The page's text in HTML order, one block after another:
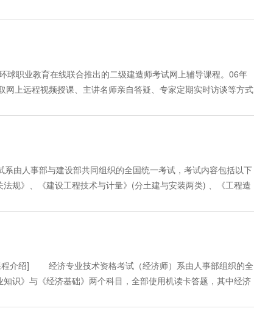
程，包含2套全真模拟试题(模拟题将由老师有针对性地进行详
20讲视频课程，包含2套全真模拟试题(模拟题将由老师有针对性
一批多年从事工程项目经理考试培训工作的相关专家，并参
可随时报名参加学习，学习期限一直保留至本年度考试结束，
一级建造师考前辅导远程教学包括：视频（音频）讲座和课堂
对教材的重点、难点、考点进行讲解，在讲解中教师将配以例
座后，学员可点击“课堂练习”，完成与本讲内容相关的习
音下载：在课堂左下方有"课件下载"按钮,用鼠标点击此按钮，
可以在不上网的状态听这些录音。讲义文本下载：在课堂右边
及以上9折优惠； 老学员报一科、两科享受9折优惠，报三
、2214638 联系人：董先生、邵先生 售卡地址：嘉兴市东升路1
edu24ol/ 注册用户后，选择付费方式（参见网页
职业教育在线联合推出的二级建造师考试网上辅导课程。06年
上远程视频授课、主讲名师亲自答疑、专家定期实时访谈等方式
2套全真模拟试题(模拟题将由老师有针对性地进行详细讲解)。
程，包含2套全真模拟试题(模拟题将由老师有针对性地进行详细
事工程项目经理考试培训工作的相关专家，并参加过一级、
时报名参加学习，学习期限一直保留至本年度考试结束，学员
建造师考前辅导远程教学包括：视频（音频）讲座和课堂练
教材的重点、难点、考点进行讲解，在讲解中教师将配以例题
后，学员可点击“课堂练习”，完成与本讲内容相关的习题，
载：在课堂左下方有"课件下载"按钮,用鼠标点击此按钮，就可
在不上网的状态听这些录音。讲义文本下载：在课堂右边的框
上9折优惠； 老学员报一科、两科享受9折优惠，报三科以
联系人：董先生、邵先生 售卡地址：嘉兴市东升路1号人
edu24ol/ 注册用户后，选择付费方式（参见网页下
人事部与建设部共同组织的全国统一考试，考试内容包括以下
规》、《建设工程技术与计量》(分土建与安装两类) 、《工程造
有效备考，环球职业教育在线特推出该考试所有课程的2006年
大学员，考生可以随时报名参加学习，所有课程自付费之日
权威专家进行24小时免费在线答疑，学员在学习中遇到的问题可
括40课时的专家视频讲座+32讲在线练习+4套全真模拟试题
体内容和题例进行详细的精讲，同时每讲都有专门的课后作业供
重点和难点，最后配有四套模拟测试题供学员检测学习效果。
题。主要是讲解考试相关的重点内容，对历年的真题进行分析
。报名后进入课堂可看到全部学习内容！ ·课程安排： 学员可
24小时可以随时进入课堂反复学习。 精讲班会在新书出版后,以
程介绍] 经济专业技术资格考试（经济师）系由人事部组织的全
识》与《经济基础》两个科目，全部使用机读卡答题，其中经济
时间定于2006年11月4日（星期日）。 上午：9：00～
础知识(中、初级) 环球职业教育在线2006年经济师考试辅
识与实务（初级、中级） 3、工商管理专业知识与实务